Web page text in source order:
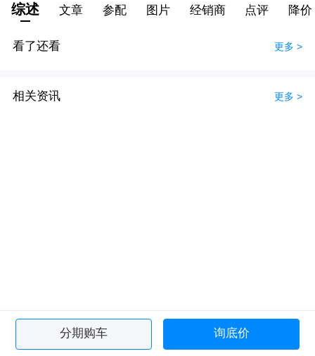
综述 文章 参配 图片 经销商 点评 降价
看了还看 更多 >
相关资讯 更多 >
分期购车 询底价